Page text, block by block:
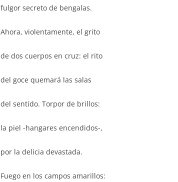
fulgor secreto de bengalas.
Ahora, violentamente, el grito
de dos cuerpos en cruz: el rito
del goce quemará las salas
del sentido. Torpor de brillos:
la piel -hangares encendidos-,
por la delicia devastada.
Fuego en los campos amarillos: